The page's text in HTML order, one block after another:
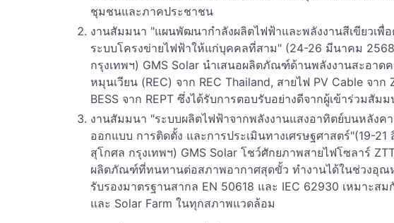
ชุมชนและภาคประชาชน
งานสัมมนา "แผนพัฒนากำลังผลิตไฟฟ้าและพลังงานสีเขียวเพื่
ระบบโครงข่ายไฟฟ้าให้แก่บุคคลที่สาม" (24-26 มีนาคม
กรุงเทพฯ) GMS Solar นำเสนอผลิตภัณฑ์ด้านพลังงานสะอาด
หมุนเวียน (REC) จาก REC Thailand, สายไฟ PV Cable จาก
BESS จาก REPT ซึ่งได้รับการตอบรับอย่างดีจากผู้เข้าร่วมสัมม
งานสัมมนา "ระบบผลิตไฟฟ้าจากพลังงานแสงอาทิตย์บนหลังค
ออกแบบ การติดตั้ง และการประเมินทางเศรษฐศาสตร์"(19-21
สุโกศล กรุงเทพฯ) GMS Solar โชว์ศักยภาพสายไฟโซลาร์
ผลิตภัณฑ์ที่ทนทานต่อสภาพอากาศสุดขั้ว ทำงานได้ในช่วงอุณ
รับรองมาตรฐานสากล EN 50618 และ IEC 62930 เหมาะส
และ Solar Farm ในทุกสภาพแวดล้อม